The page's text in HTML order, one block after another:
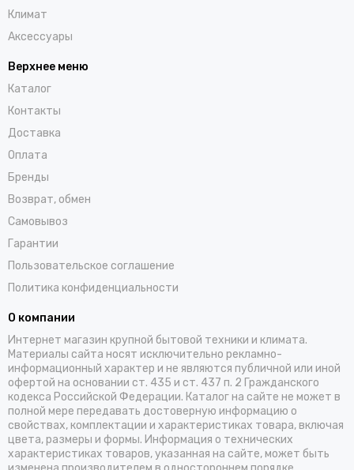
Климат
Аксессуары
Верхнее меню
Каталог
Контакты
Доставка
Оплата
Бренды
Возврат, обмен
Самовывоз
Гарантии
Пользовательское соглашение
Политика конфиденциальности
О компании
Интернет магазин крупной бытовой техники и климата.
Материалы сайта носят исключительно рекламно-
информационный характер и не являются публичной или иной
офертой на основании ст. 435 и ст. 437 п. 2 Гражданского
кодекса Российской Федерации. Каталог на сайте не может в
полной мере передавать достоверную информацию о
свойствах, комплектации и характеристиках товара, включая
цвета, размеры и формы. Информация о технических
характеристиках товаров, указанная на сайте, может быть